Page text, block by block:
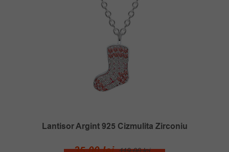
Lantisor Argint 925 Cizmulita Zirconiu